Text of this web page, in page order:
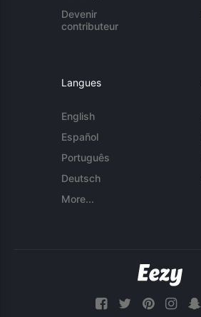
Devenir
contributeur
Langues
English
Español
Português
Deutsch
More...